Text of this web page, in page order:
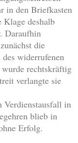
in den Briefkasten
Klage deshalb
Daraufhin
die
widerrufenen
rechtskräftig
verlangte sie
Verdienstausfall in
blieb in
Erfolg.